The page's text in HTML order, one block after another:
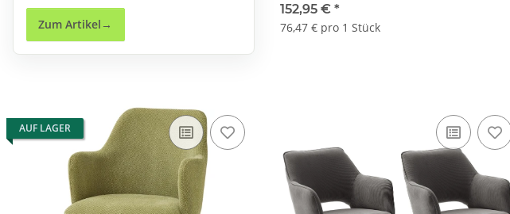
Zum Artikel
152,95 € *
76,47 € pro 1 Stück
AUF LAGER